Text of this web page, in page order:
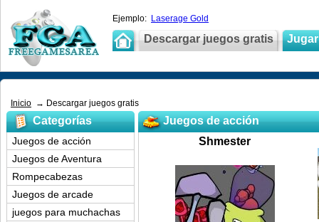
Ejemplo: Laserage Gold
Descargar juegos gratis
Inicio → Descargar juegos gratis
Juegos de acción
Shmester
Categorías
Juegos de acción
Juegos de Aventura
Rompecabezas
Juegos de arcade
juegos para muchachas